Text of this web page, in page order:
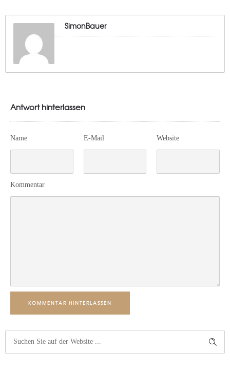
SimonBauer
Antwort hinterlassen
Name E-Mail Website
Kommentar
KOMMENTAR HINTERLASSEN